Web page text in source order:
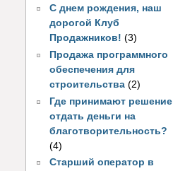
С днем рождения, наш
дорогой Клуб
Продажников! (3)
Продажа программного
обеспечения для
строительства (2)
Где принимают решение
отдать деньги на
благотворительность?
(4)
Старший оператор в